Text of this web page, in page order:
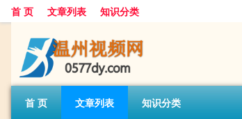
首 页 文章列表 知识分类
首 页 文章列表 知识分类